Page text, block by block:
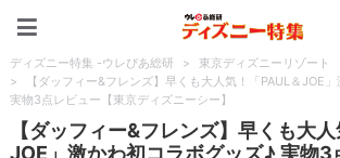
ディズニー特集 -ウレぴあ総研 > 東京ディズニーリゾート
>
【ダッフィー&フレンズ】早くも大人気！「PAUL＆JOE
実物3点レビュー【東京ディズニーシー】
【ダッフィー&フレンズ】早くも大
JOE」激かわ初コラボグッズ♪ 実物3